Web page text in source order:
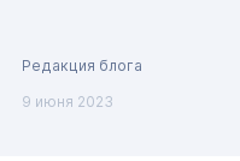
Редакция блога
9 июня 2023